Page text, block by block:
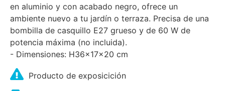
en aluminio y con acabado negro, ofrece un
ambiente nuevo a tu jardín o terraza. Precisa de una
bombilla de casquillo E27 grueso y de 60 W de
potencia máxima (no incluida).
- Dimensiones: H36x17x20 cm
Producto de exposicición